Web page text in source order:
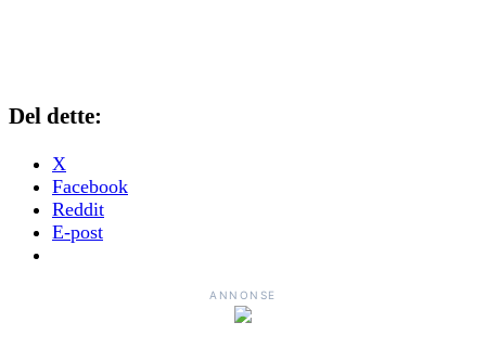
Del dette:
X
Facebook
Reddit
E-post
ANNONSE